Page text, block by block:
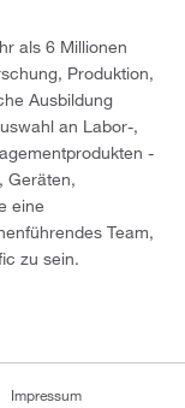
als 6 Millionen
Produktion,
Ausbildung
an Labor-,
-
Geräten,
eine
Team,
zu sein.
Impressum